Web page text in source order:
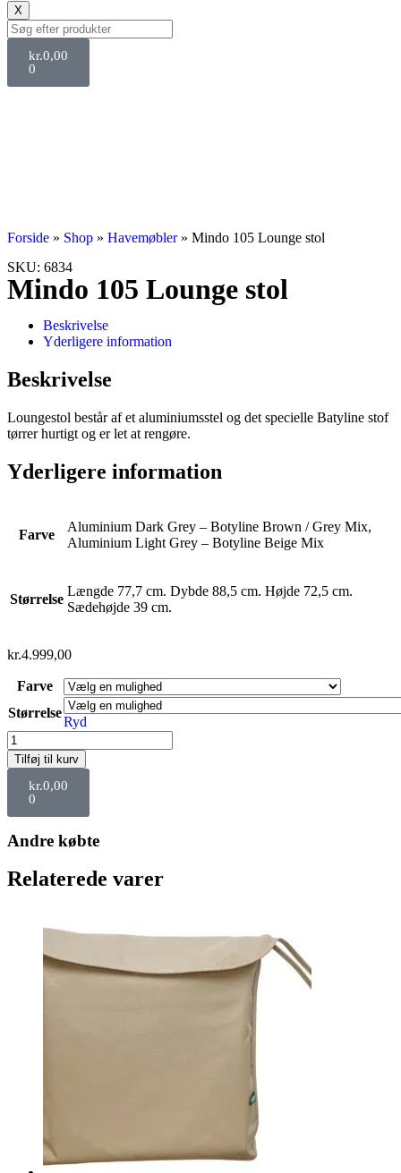
X
kr.0,00
0
Forside » Shop » Havemøbler» Mindo 105 Lounge stol
SKU: 6834
Mindo 105 Lounge stol
Beskrivelse
Yderligere information
Beskrivelse
Loungestol består af et aluminiumsstel og det specielle Batyline stof
tørrer hurtigt og er let at rengøre.
Yderligere information
Farve
Aluminium Dark Grey – Botyline Brown / Grey Mix,
Aluminium Light Grey – Botyline Beige Mix
Størrelse
Længde 77,7 cm. Dybde 88,5 cm. Højde 72,5 cm.
Sædehøjde 39 cm.
kr.4.999,00
Farve
Størrelse
Ryd
Tilføj til kurv
kr.0,00
0
Andre købte
Relaterede varer